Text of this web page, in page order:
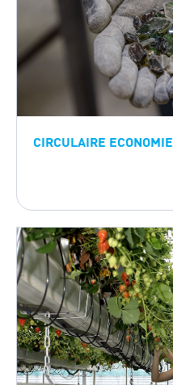
CIRCULAIRE ECONOMIE